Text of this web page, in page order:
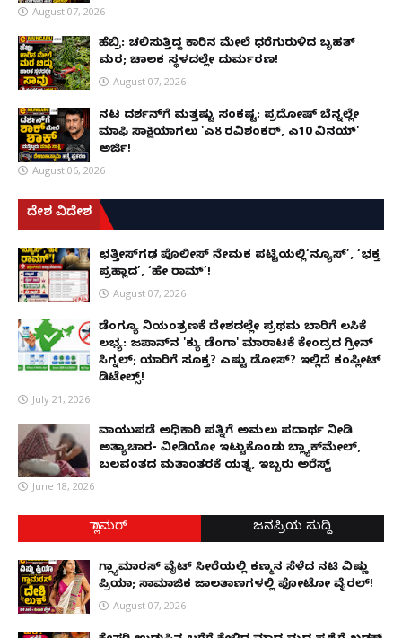
August 07, 2026
ಹೆಬ್ರಿ: ಚಲಿಸುತ್ತಿದ್ದ ಕಾರಿನ ಮೇಲೆ ಧರೆಗುರುಳಿದ ಬೃಹತ್
ಮರ; ಚಾಲಕ ಸ್ಥಳದಲ್ಲೇ ದುರ್ಮರಣ!
August 07, 2026
ನಟ ದರ್ಶನ್‌ಗೆ ಮತ್ತಷ್ಟು ಸಂಕಷ್ಟ: ಪ್ರದೋಷ್ ಬೆನ್ನಲ್ಲೇ
ಮಾಫಿ ಸಾಕ್ಷಿಯಾಗಲು 'ಎ8 ರವಿಶಂಕರ್, ಎ10 ವಿನಯ್'
ಅರ್ಜಿ!
August 06, 2026
ದೇಶ ವಿದೇಶ
ಛತ್ತೀಸ್‌ಗಢ ಪೊಲೀಸ್ ನೇಮಕ ಪಟ್ಟಿಯಲ್ಲಿ‘ನ್ಯೂಸ್’, ‘ಭಕ್ತ
ಪ್ರಹ್ಲಾದ’, ‘ಹೇ ರಾಮ್’!
August 07, 2026
ಡೆಂಗ್ಯೂ ನಿಯಂತ್ರಣಕ್ಕೆ ದೇಶದಲ್ಲೇ ಪ್ರಥಮ ಬಾರಿಗೆ ಲಸಿಕೆ
ಲಭ್ಯ: ಜಪಾನ್‌ನ 'ಕ್ಯು ಡೆಂಗಾ' ಮಾರಾಟಕ್ಕೆ ಕೇಂದ್ರದ ಗ್ರೀನ್
ಸಿಗ್ನಲ್; ಯಾರಿಗೆ ಸೂಕ್ತ? ಎಷ್ಟು ಡೋಸ್? ಇಲ್ಲಿದೆ ಕಂಪ್ಲೀಟ್
ಡಿಟೇಲ್ಸ್!
July 21, 2026
ವಾಯುಪಡೆ ಅಧಿಕಾರಿ ಪತ್ನಿಗೆ ಅಮಲು ಪದಾರ್ಥ ನೀಡಿ
ಅತ್ಯಾಚಾರ- ವೀಡಿಯೋ ಇಟ್ಟುಕೊಂಡು ಬ್ಲ್ಯಾಕ್‌ಮೇಲ್,
ಬಲವಂತದ ಮತಾಂತರಕ್ಕೆ ಯತ್ನ, ಇಬ್ಬರು ಅರೆಸ್ಟ್
June 18, 2026
ಗ್ಲಾಮರ್ ಜನಪ್ರಿಯ ಸುದ್ದಿ
ಗ್ಲ್ಯಾಮಾರಸ್ ವೈಟ್‌ ಸೀರೆಯಲ್ಲಿ ಕಣ್ಮನ ಸೆಳೆದ ನಟಿ ವಿಷ್ಣು
ಪ್ರಿಯಾ; ಸಾಮಾಜಿಕ ಜಾಲತಾಣಗಳಲ್ಲಿ ಫೋಟೋ ವೈರಲ್!
August 07, 2026